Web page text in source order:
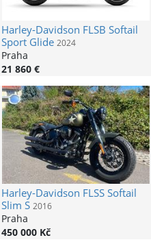
Harley-Davidson FLSB Softail
Sport Glide 2024
Praha
21 860 €
Harley-Davidson FLSS Softail
Slim S 2016
Praha
450 000 Kč